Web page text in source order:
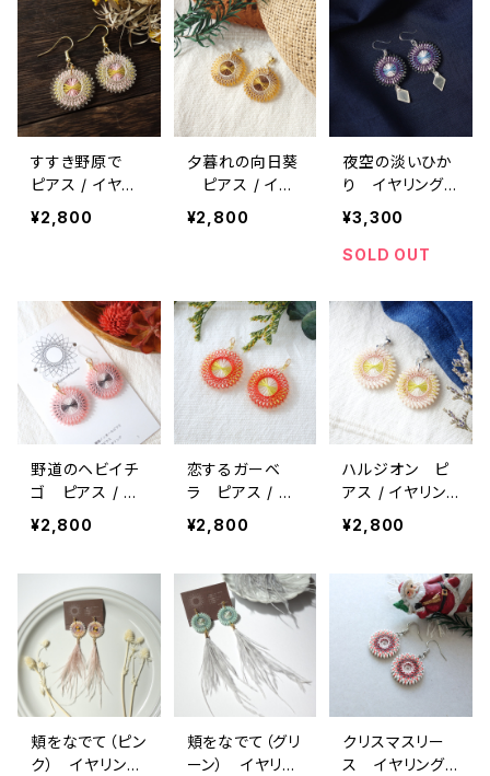
すすき野原で
ピアス / イヤリ
ング / ノンホー
ルピアス
¥2,800
夕暮れの向日葵
ピアス / イヤ
リング / ノンホ
ールピアス
¥2,800
夜空の淡いひか
り イヤリング /
ピアス / ノンホ
ールピアス
¥3,300
SOLD OUT
野道のヘビイチ
ゴ ピアス / イ
ヤリング / ノン
ホールピアス
¥2,800
恋するガーベ
ラ ピアス / イ
ヤリング / ノン
ホールピアス
¥2,800
ハルジオン ピ
アス / イヤリン
グ / ノンホール
ピアス
¥2,800
頬をなでて（ピン
ク） イヤリング
頬をなでて（グリ
ーン） イヤリン
クリスマスリー
ス イヤリング /